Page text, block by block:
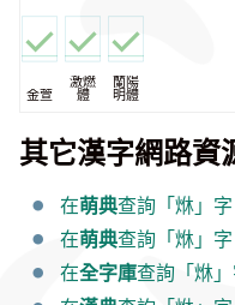
金萱
激燃
體
蘭陽
明體
其它漢字網路資
在萌典查詢「烌」
在萌典查詢「烌」
在全字庫查詢「烌